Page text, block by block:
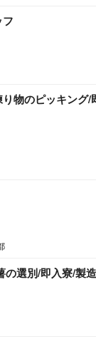
り物のピッキング
の選別/即入寮/製